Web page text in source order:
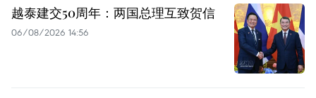
越泰建交50周年：两国总理互致贺信
06/08/2026 14:56